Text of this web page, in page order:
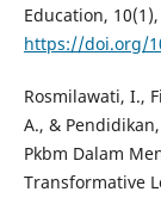
Education,
https://doi.org/
Rosmilawati, I.,
A., &
Pkbm Dalam
Transformative